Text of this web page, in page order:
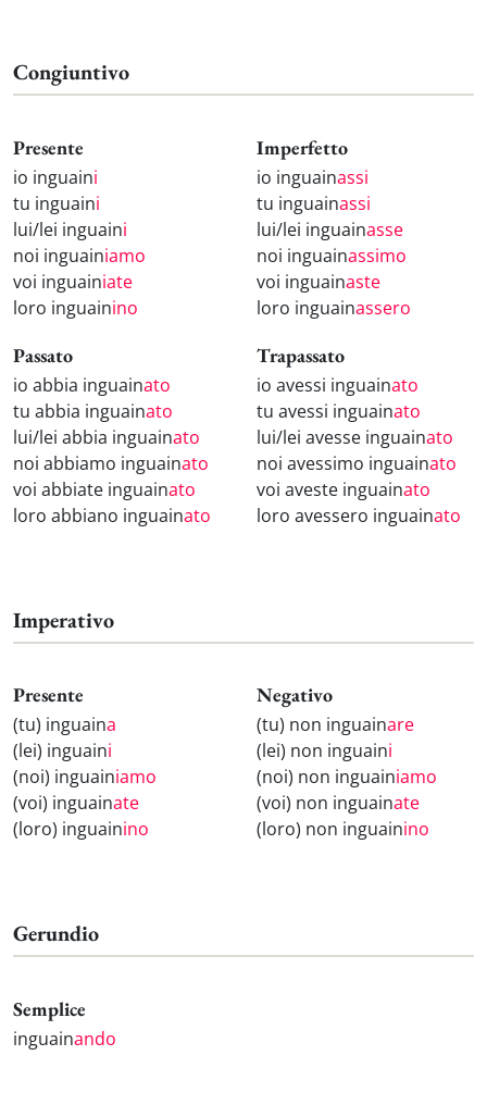
Congiuntivo
Presente
io inguaini
tu inguaini
lui/lei inguaini
noi inguainiamo
voi inguainiate
loro inguainino
Imperfetto
io inguainassi
tu inguainassi
lui/lei inguainasse
noi inguainassimo
voi inguainaste
loro inguainassero
Passato
io abbia inguainato
tu abbia inguainato
lui/lei abbia inguainato
noi abbiamo inguainato
voi abbiate inguainato
loro abbiano inguainato
Trapassato
io avessi inguainato
tu avessi inguainato
lui/lei avesse inguainato
noi avessimo inguainato
voi aveste inguainato
loro avessero inguainato
Imperativo
Presente
(tu) inguaina
(lei) inguaini
(noi) inguainiamo
(voi) inguainate
(loro) inguainino
Negativo
(tu) non inguainare
(lei) non inguaini
(noi) non inguainiamo
(voi) non inguainate
(loro) non inguainino
Gerundio
Semplice
inguainando